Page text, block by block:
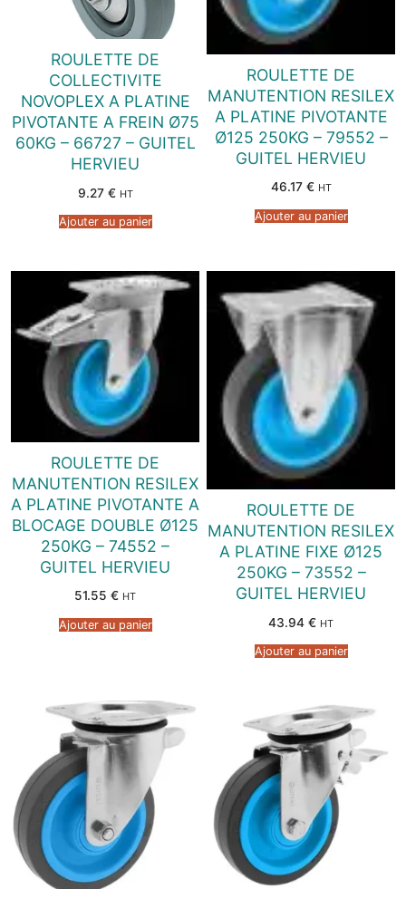
ROULETTE DE
COLLECTIVITE
NOVOPLEX A PLATINE
PIVOTANTE A FREIN Ø75
60KG – 66727 – GUITEL
HERVIEU
9.27 € HT
Ajouter au panier
ROULETTE DE
MANUTENTION RESILEX
A PLATINE PIVOTANTE
Ø125 250KG – 79552 –
GUITEL HERVIEU
46.17 € HT
Ajouter au panier
ROULETTE DE
MANUTENTION RESILEX
A PLATINE PIVOTANTE A
BLOCAGE DOUBLE Ø125
250KG – 74552 –
GUITEL HERVIEU
51.55 € HT
Ajouter au panier
ROULETTE DE
MANUTENTION RESILEX
A PLATINE FIXE Ø125
250KG – 73552 –
GUITEL HERVIEU
43.94 € HT
Ajouter au panier